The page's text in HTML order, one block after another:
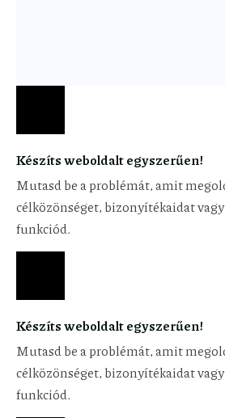
Készíts weboldalt egyszerűen!
Mutasd be a problémát, amit
célközönséget, bizonyítékaidat
funkciód.
Készíts weboldalt egyszerűen!
Mutasd be a problémát, amit
célközönséget, bizonyítékaidat
funkciód.